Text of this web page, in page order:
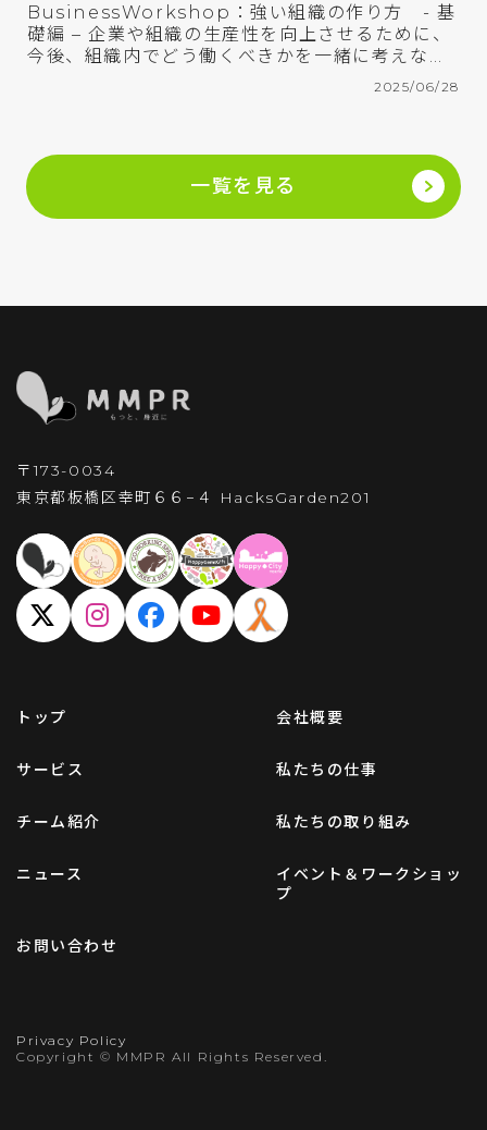
BusinessWorkshop：強い組織の作り方 - 基
礎編 – 企業や組織の生産性を向上させるために、
今後、組織内でどう働くべきかを一緒に考えなが
ら働き方が変わるコツを学べるワークショップ。
2025/06/28
一覧を見る
〒173-0034
東京都板橋区幸町６６−４
HacksGarden201
トップ 会社概要
サービス 私たちの仕事
チーム紹介 私たちの取り組み
ニュース
イベント＆ワークショッ
プ
お問い合わせ
Privacy Policy
Copyright © MMPR All Rights Reserved.